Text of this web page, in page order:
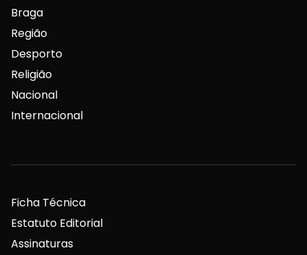
Braga
Região
Desporto
Religião
Nacional
Internacional
Ficha Técnica
Estatuto Editorial
Assinaturas